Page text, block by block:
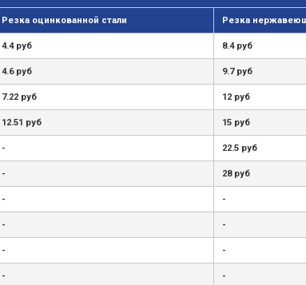
Резка оцинкованной стали Резка
4.4 руб 8.4 руб
4.6 руб 9.7 руб
7.22 руб 12 руб
12.51 руб 15 руб
- 22.5 руб
- 28 руб
- -
- -
- -
- -